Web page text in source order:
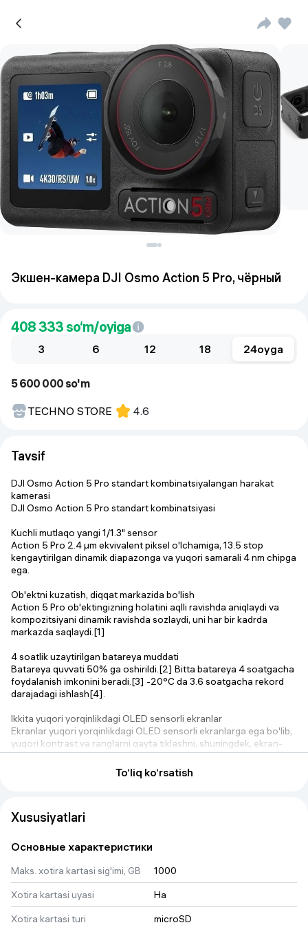
Экшен-камера DJI Osmo Action 5 Pro, чёрный
408 333 so‘m/oyiga
3 6 12 18 24oyga
5 600 000 so'm
TECHNO STORE
4.6
Tavsif
DJI Osmo Action 5 Pro standart kombinatsiyalangan harakat
kamerasi
DJI Osmo Action 5 Pro standart kombinatsiyasi
Kuchli mutlaqo yangi 1/1.3" sensor
Action 5 Pro 2.4 μm ekvivalent piksel o'lchamiga, 13.5 stop
kengaytirilgan dinamik diapazonga va yuqori samarali 4 nm chipga
ega.
Ob'ektni kuzatish, diqqat markazida bo'lish
Action 5 Pro ob'ektingizning holatini aqlli ravishda aniqlaydi va
kompozitsiyani dinamik ravishda sozlaydi, uni har bir kadrda
markazda saqlaydi.[1]
4 soatlik uzaytirilgan batareya muddati
Batareya quvvati 50% ga oshirildi.[2] Bitta batareya 4 soatgacha
foydalanish imkonini beradi.[3] -20°C da 3.6 soatgacha rekord
darajadagi ishlash[4].
Ikkita yuqori yorqinlikdagi OLED sensorli ekranlar
Ekranlar yuqori yorqinlikdagi OLED sensorli ekranlarga ega bo'lib,
yuqori kontrast va ranglarni qayta tiklashni, shuningdek, ekran-
korpus nisbatini 16% ga oshiradi.[2]
sport stsenariylari uchun mos keladi.
DJI Mikrofon Ulanishi
Ikkita DJI Mic 2 uzatgichi [5] bilan DJI OsmoAudio™ ulanish
ekotizimi orqali oddiy to'g'ridan-to'g'ri ulanish qabul qilgichga
ehtiyoj sezmasdan 48 kHz audio yozib olish imkonini beradi.
Ko'p qirrali aksessuarlar ekotizimi
Keng qamrovli aksessuarlar [6] sizga velosipedda yurish, piyoda
To‘liq ko‘rsatish
Xususiyatlari
Основные характеристики
Maks. xotira kartasi sig'imi, GB
1000
Xotira kartasi uyasi
Ha
Xotira kartasi turi
microSD